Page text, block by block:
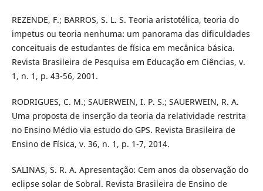
REZENDE, F.; BARROS, S. L. S. Teoria aristotélica, teoria do
impetus ou teoria nenhuma: um panorama das dificuldades
conceituais de estudantes de física em mecânica básica.
Revista Brasileira de Pesquisa em Educação em Ciências, v.
1, n. 1, p. 43-56, 2001.
RODRIGUES, C. M.; SAUERWEIN, I. P. S.; SAUERWEIN, R. A.
Uma proposta de inserção da teoria da relatividade restrita
no Ensino Médio via estudo do GPS. Revista Brasileira de
Ensino de Física, v. 36, n. 1, p. 1-7, 2014.
SALINAS, S. R. A. Apresentação: Cem anos da observação do
eclipse solar de Sobral. Revista Brasileira de Ensino de